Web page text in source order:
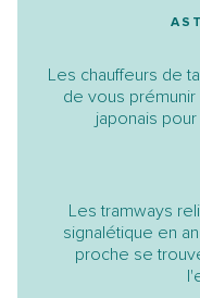
Les chauffeurs de
de vous
japonais
Les tramways
signalétique en
proche se